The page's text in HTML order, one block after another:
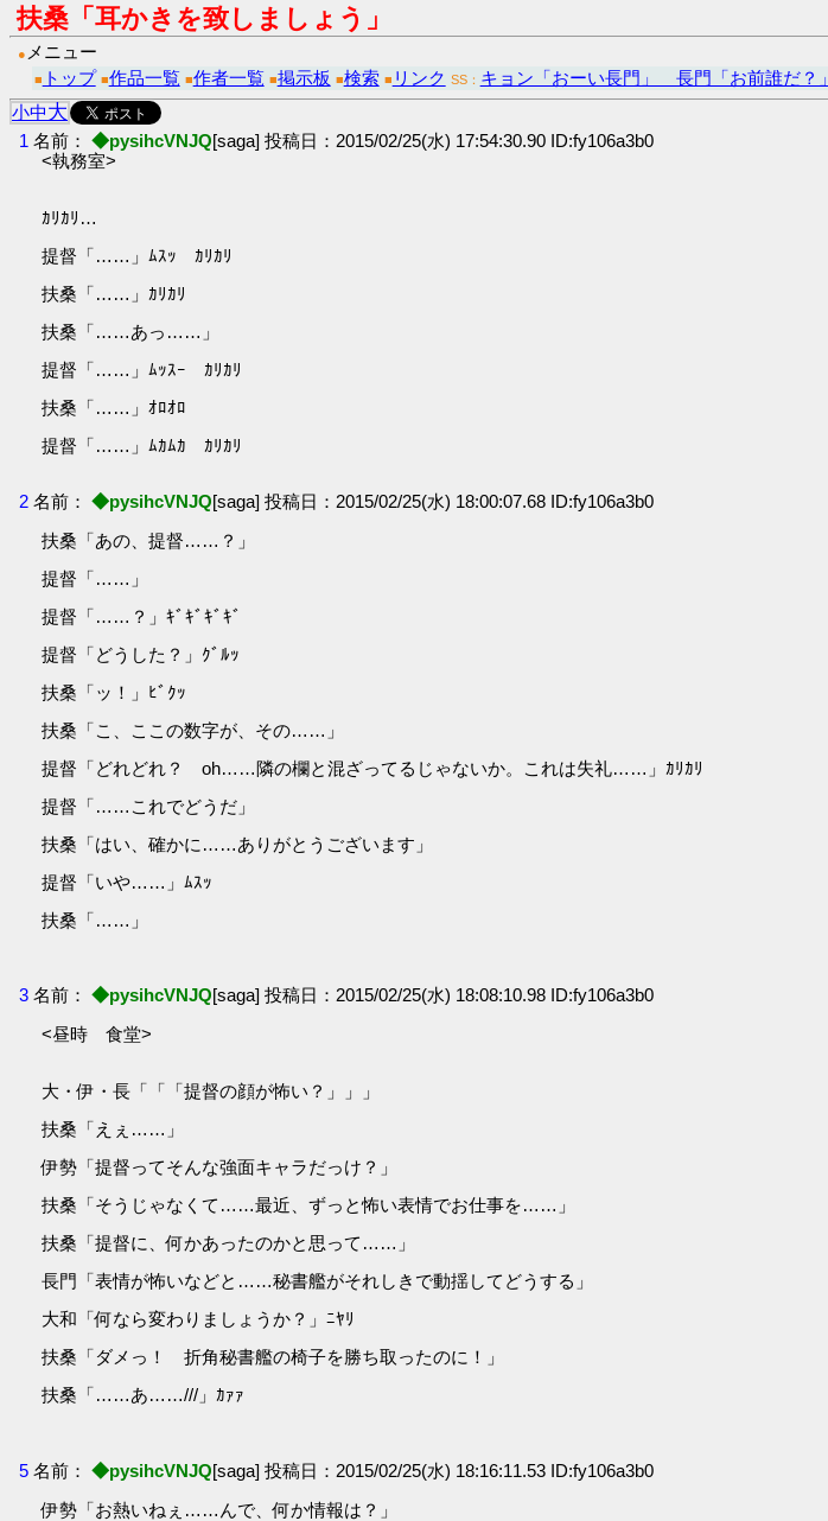
扶桑「耳かきを致しましょう」
● メニュー
■ トップ ■作品一覧 ■作者一覧 ■掲示板 ■検索 ■ リンク SS： キョン「おーい長門」 長門「お前誰だ？」
小中大
1 名前： ◆pysihcVNJQ[saga] 投稿日：2015/02/25(水) 17:54:30.90 ID:fy106a3b0
<執務室>
ｶﾘｶﾘ…
提督「……」ﾑｽｯ ｶﾘｶﾘ
扶桑「……」ｶﾘｶﾘ
扶桑「……あっ……」
提督「……」ﾑｯｽｰ ｶﾘｶﾘ
扶桑「……」ｵﾛｵﾛ
提督「……」ﾑｶﾑｶ ｶﾘｶﾘ
2 名前： ◆pysihcVNJQ[saga] 投稿日：2015/02/25(水) 18:00:07.68 ID:fy106a3b0
扶桑「あの、提督……？」
提督「……」
提督「……？」ｷﾞｷﾞｷﾞｷ゛
提督「どうした？」ｸﾞﾙｯ
扶桑「ッ！」ﾋﾞｸｯ
扶桑「こ、ここの数字が、その……」
提督「どれどれ？ oh……隣の欄と混ざってるじゃないか。これは失礼……」ｶﾘｶﾘ
提督「……これでどうだ」
扶桑「はい、確かに……ありがとうございます」
提督「いや……」ﾑｽｯ
扶桑「……」
3 名前： ◆pysihcVNJQ[saga] 投稿日：2015/02/25(水) 18:08:10.98 ID:fy106a3b0
<昼時 食堂>
大・伊・長「「「提督の顔が怖い？」」」
扶桑「えぇ……」
伊勢「提督ってそんな強面キャラだっけ？」
扶桑「そうじゃなくて……最近、ずっと怖い表情でお仕事を……」
扶桑「提督に、何かあったのかと思って……」
長門「表情が怖いなどと……秘書艦がそれしきで動揺してどうする」
大和「何なら変わりましょうか？」ﾆﾔﾘ
扶桑「ダメっ！ 折角秘書艦の椅子を勝ち取ったのに！」
扶桑「……あ……///」ｶｧｧ
5 名前： ◆pysihcVNJQ[saga] 投稿日：2015/02/25(水) 18:16:11.53 ID:fy106a3b0
伊勢「お熱いねぇ……んで、何か情報は？」